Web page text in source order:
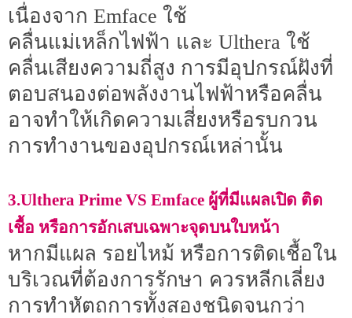
เนื่องจาก Emface ใช้
คลื่นแม่เหล็กไฟฟ้า และ Ulthera ใช้
คลื่นเสียงความถี่สูง การมีอุปกรณ์ฝังที่
ตอบสนองต่อพลังงานไฟฟ้าหรือคลื่น
อาจทำให้เกิดความเสี่ยงหรือรบกวน
การทำงานของอุปกรณ์เหล่านั้น
3.Ulthera Prime VS Emface ผู้ที่มีแผลเปิด ติด
เชื้อ หรือการอักเสบเฉพาะจุดบนใบหน้า
หากมีแผล รอยไหม้ หรือการติดเชื้อใน
บริเวณที่ต้องการรักษา ควรหลีกเลี่ยง
การทำหัตถการทั้งสองชนิดจนกว่า